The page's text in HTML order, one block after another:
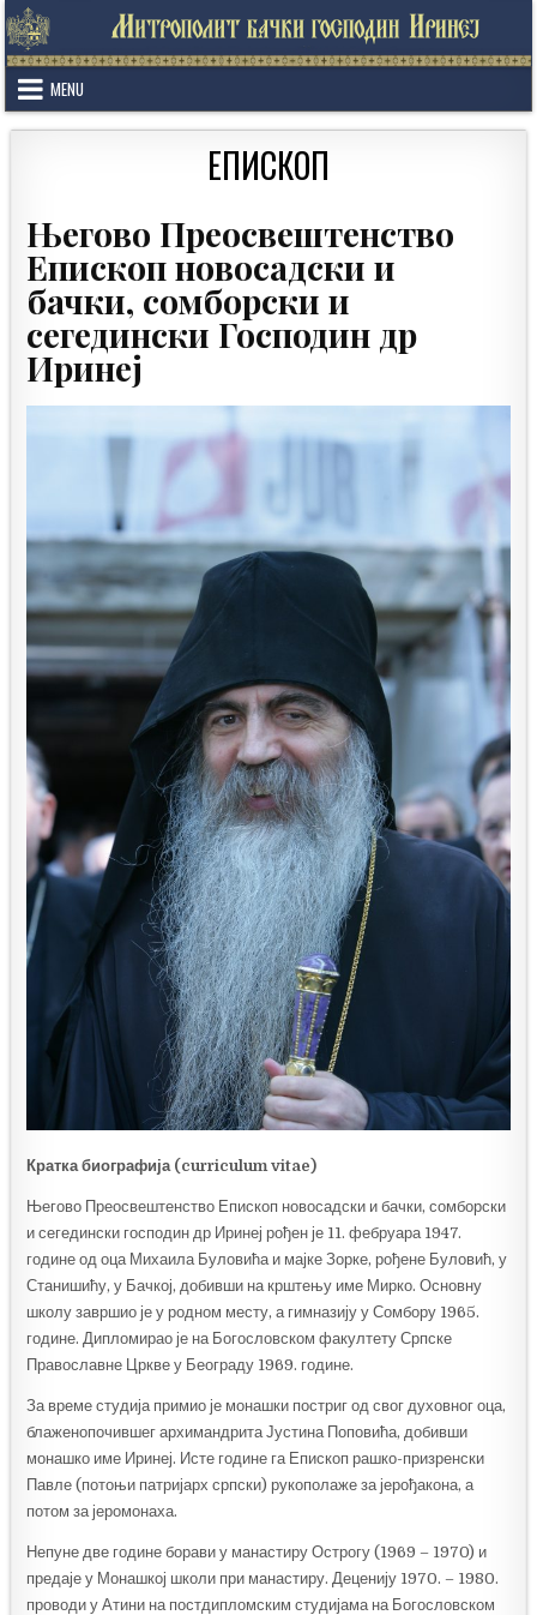
Skip
to
content
MENU
ЕПИСКОП
Његово Преосвештенство
Епископ новосадски и
бачки, сомборски и
сегедински Господин др
Иринеј
Кратка биографија (curriculum vitae)
Његово Преосвештенство Епископ новосадски и бачки, сомборски
и сегедински господин др Иринеј рођен је 11. фебруара 1947.
године од оца Михаила Буловића и мајке Зорке, рођене Буловић, у
Станишићу, у Бачкој, добивши на крштењу име Мирко. Основну
школу завршио је у родном месту, а гимназију у Сомбору 1965.
године. Дипломирао је на Богословском факултету Српске
Православне Цркве у Београду 1969. године.
За време студија примио је монашки постриг од свог духовног оца,
блаженопочившег архимандрита Јустина Поповића, добивши
монашко име Иринеј. Исте године га Епископ рашко-призренски
Павле (потоњи патријарх српски) рукополаже за јерођакона, а
потом за јеромонаха.
Непуне две године борави у манастиру Острогу (1969 – 1970) и
предаје у Монашкој школи при манастиру. Деценију 1970. – 1980.
проводи у Атини на постдипломским студијама на Богословском